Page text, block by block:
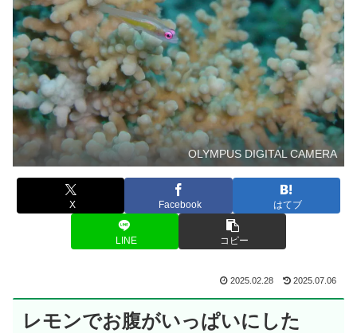
OLYMPUS DIGITAL CAMERA
X Facebook はてブ
LINE コピー
2025.02.28 2025.07.06
レモンでお腹がいっぱいにした